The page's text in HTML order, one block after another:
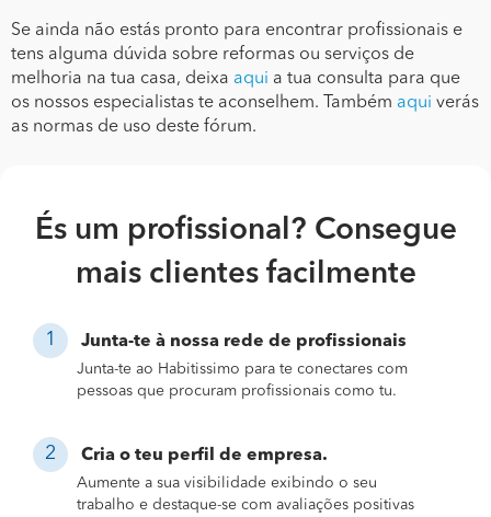
Se ainda não estás pronto para encontrar profissionais e
tens alguma dúvida sobre reformas ou serviços de
melhoria na tua casa, deixa aqui a tua consulta para que
os nossos especialistas te aconselhem. Também aqui verás
as normas de uso deste fórum.
És um profissional? Consegue
mais clientes facilmente
Junta-te à nossa rede de profissionais
Junta-te ao Habitissimo para te conectares com
pessoas que procuram profissionais como tu.
Cria o teu perfil de empresa.
Aumente a sua visibilidade exibindo o seu
trabalho e destaque-se com avaliações positivas